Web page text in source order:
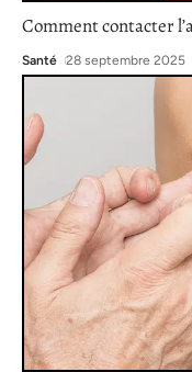
Comment contacter
Santé 28 septembre 2025